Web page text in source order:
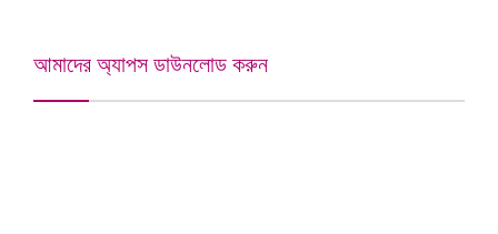
আমাদের অ্যাপস ডাউনলোড করুন